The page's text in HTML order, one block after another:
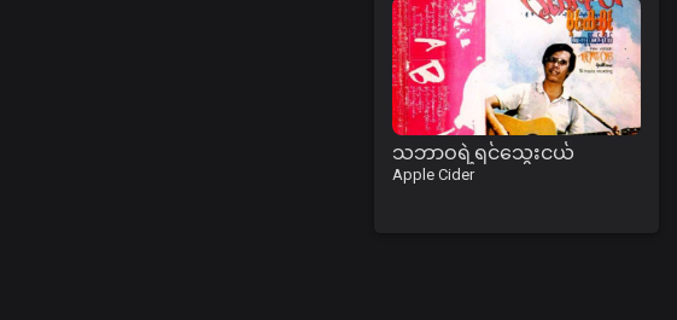
သဘာဝရဲ့ရင်သွေးငယ်
Apple Cider